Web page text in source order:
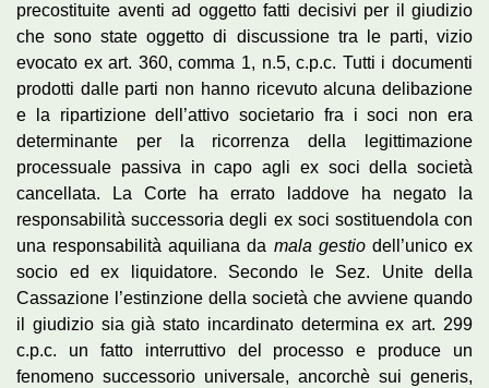
precostituite aventi ad oggetto fatti decisivi per il giudizio
che sono state oggetto di discussione tra le parti, vizio
evocato ex art. 360, comma 1, n.5, c.p.c. Tutti i documenti
prodotti dalle parti non hanno ricevuto alcuna delibazione
e la ripartizione dell’attivo societario fra i soci non era
determinante per la ricorrenza della legittimazione
processuale passiva in capo agli ex soci della società
cancellata. La Corte ha errato laddove ha negato la
responsabilità successoria degli ex soci sostituendola con
una responsabilità aquiliana da mala gestio dell’unico ex
socio ed ex liquidatore. Secondo le Sez. Unite della
Cassazione l’estinzione della società che avviene quando
il giudizio sia già stato incardinato determina ex art. 299
c.p.c. un fatto interruttivo del processo e produce un
fenomeno successorio universale, ancorchè sui generis,